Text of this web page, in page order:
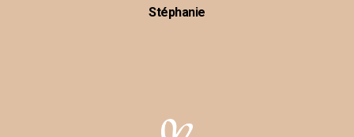
Stéphanie